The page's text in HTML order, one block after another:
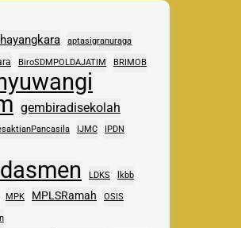
aptasigranuraga
BiroSDMPOLDAJATIM BRIMOB
gembiradisekolah
IJMC IPDN
LDKS lkbb
MPK MPLSRamah OSIS